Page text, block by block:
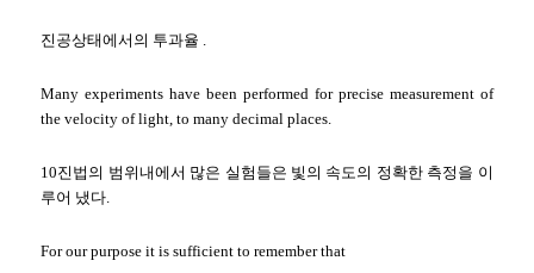
진공상태에서의 투과율 .
Many experiments have been performed for precise measurement of
the velocity of light, to many decimal places.
10진법의 범위내에서 많은 실험들은 빛의 속도의 정확한 측정을 이
루어 냈다.
For our purpose it is sufficient to remember that